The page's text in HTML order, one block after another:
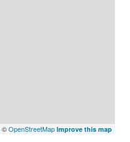
©OpenStreetMap Improve this map